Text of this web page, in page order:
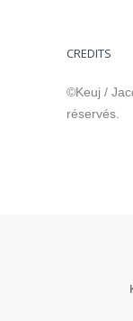
CREDITS
©Keuj /
réservés.